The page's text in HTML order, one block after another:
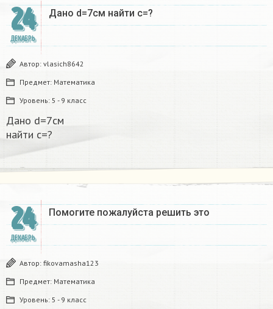
24
ДЕКАБРЬ
Дано d=7см найти с=?​
Автор: vlasich8642
Предмет: Математика
Уровень: 5 - 9 класс
Дано d=7см
найти с=?​
24
ДЕКАБРЬ
Помогите пожалуйста решить это
Автор: fikovamasha123
Предмет: Математика
Уровень: 5 - 9 класс